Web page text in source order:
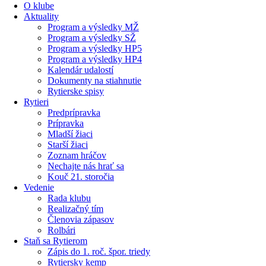
O klube
Aktuality
Program a výsledky MŽ
Program a výsledky SŽ
Program a výsledky HP5
Program a výsledky HP4
Kalendár udalostí
Dokumenty na stiahnutie
Rytierske spisy
Rytieri
Predprípravka
Prípravka
Mladší žiaci
Starší žiaci
Zoznam hráčov
Nechajte nás hrať sa
Kouč 21. storočia
Vedenie
Rada klubu
Realizačný tím
Členovia zápasov
Rolbári
Staň sa Rytierom
Zápis do 1. roč. špor. triedy
Rytiersky kemp